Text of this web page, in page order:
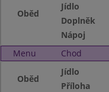
Oběd
Jídlo
Doplněk
Nápoj
Menu
Chod
Oběd
Jídlo
Příloha